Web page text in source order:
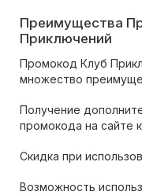
Преимущества
Приключений
Промокод Клуб
множество
Получение
промокода на сайте
Скидка при
Возможность